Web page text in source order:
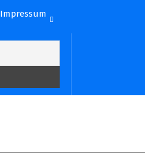
Impressum